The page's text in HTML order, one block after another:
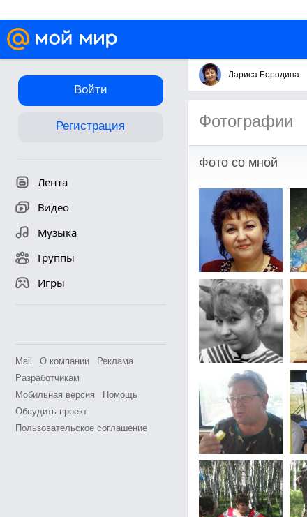
Войти
Регистрация
Лента
Видео
Музыка
Группы
Игры
Mail О компании
Реклама
Разработчикам
Мобильная версия
Помощь
Обсудить проект
Пользовательское соглашение
Лариса Бородина
Фотографии
Фото со мной